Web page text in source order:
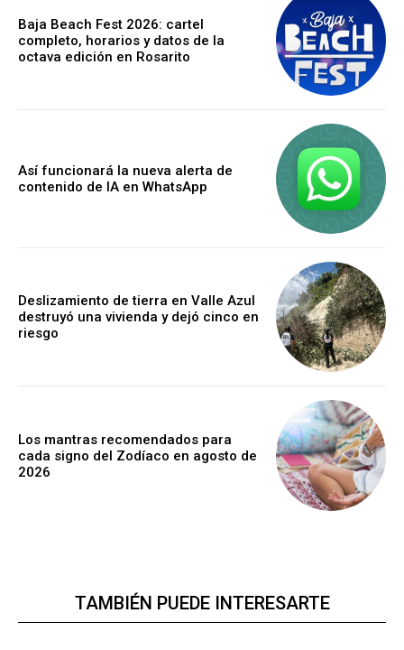
Baja Beach Fest 2026: cartel
completo, horarios y datos de la
octava edición en Rosarito
Así funcionará la nueva alerta de
contenido de IA en WhatsApp
Deslizamiento de tierra en Valle Azul
destruyó una vivienda y dejó cinco en
riesgo
Los mantras recomendados para
cada signo del Zodíaco en agosto de
2026
TAMBIÉN PUEDE INTERESARTE